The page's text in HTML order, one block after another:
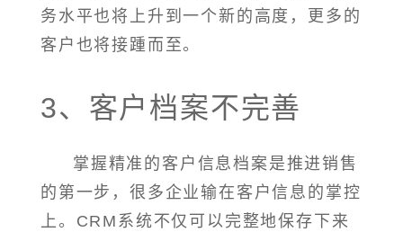
务水平也将上升到一个新的高度，更多的
客户也将接踵而至。
3、客户档案不完善
掌握精准的客户信息档案是推进销售
的第一步，很多企业输在客户信息的掌控
上。CRM系统不仅可以完整地保存下来